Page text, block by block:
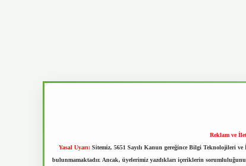
Reklam ve
Yasal Uyarı: Sitemiz, 5651 Sayılı Kanun gereğince Bilgi Teknolojileri
bulunmamaktadır. Ancak, üyelerimiz yazdıkları içeriklerin